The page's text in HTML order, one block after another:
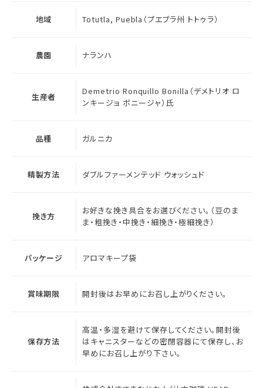
地域 Totutla, Puebla（プエブラ州 トトゥラ）
農園 ナランハ
生産者
Demetrio Ronquillo Bonilla（デメトリオ ロ
ンキージョ ボニージャ）氏
品種 ガルニカ
精製方法 ダブルファーメンテッド ウォッシュド
挽き方
お好きな挽き具合をお選びください。（豆のま
ま・粗挽き・中挽き・細挽き・極細挽き）
パッケージ アロマキープ袋
賞味期限 開封後はお早めにお召し上がりください。
保存方法
高温・多湿を避けて保存してください。開封後
はキャニスターなどの密閉容器にて保存し、お
早めにお召し上がり下さい。